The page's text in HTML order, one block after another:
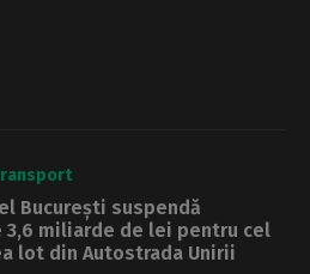
București suspendă
3,6 miliarde de lei pentru cel
lot din Autostrada Unirii